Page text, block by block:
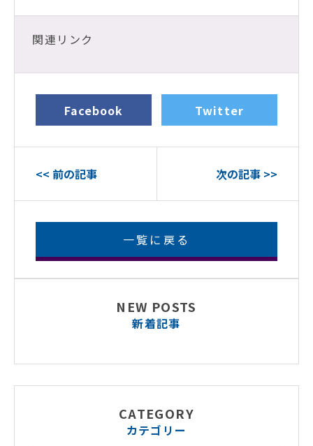
関連リンク
Facebook Twitter
<< 前の記事 次の記事 >>
一覧に戻る
NEW POSTS
新着記事
CATEGORY
カテゴリー